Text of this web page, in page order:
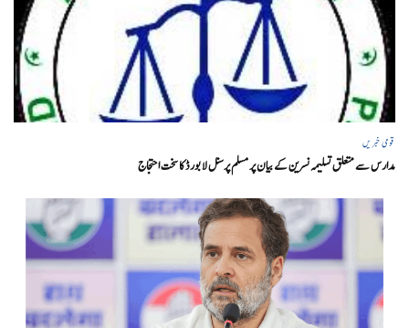
قومی خبریں
مدارس سے متعلق تسلیمہ نسرین کے بیان پر مسلم پرسنل لا بورڈ کا سخت احتجاج